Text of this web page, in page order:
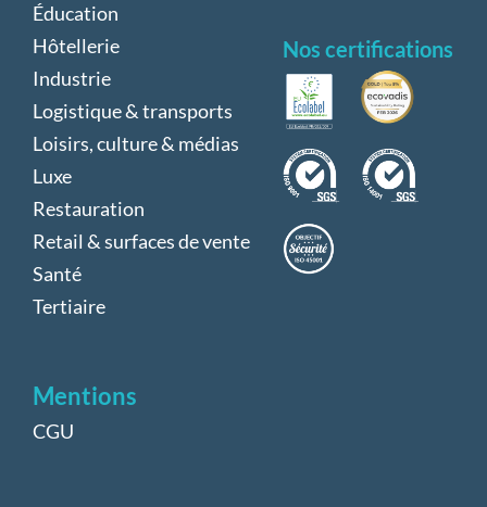
Éducation
Hôtellerie
Industrie
Logistique & transports
Loisirs, culture & médias
Luxe
Restauration
Retail & surfaces de vente
Santé
Tertiaire
Nos certifications
Mentions
CGU